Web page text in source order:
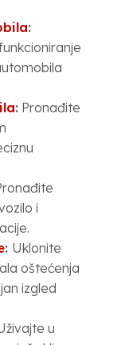
:
:Pronađite
i
: Uklonite
oštećenja
izgled
u